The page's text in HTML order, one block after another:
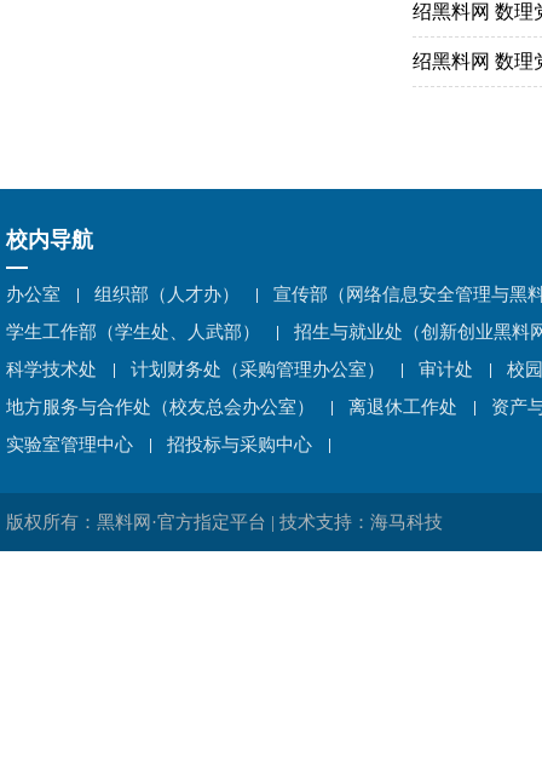
绍黑料网 数理
绍黑料网 数理
校内导航
办公室 组织部（人才办）
宣传部（网络信息安全管理与黑
学生工作部（学生处、人武部）
招生与就业处（创新创业黑料
科学技术处
计划财务处（采购管理办公室） 审计处
校
地方服务与合作处（校友总会办公室）
离退休工作处
资产
实验室管理中心
招投标与采购中心
版权所有：黑料网·官方指定平台 | 技术支持：海马科技